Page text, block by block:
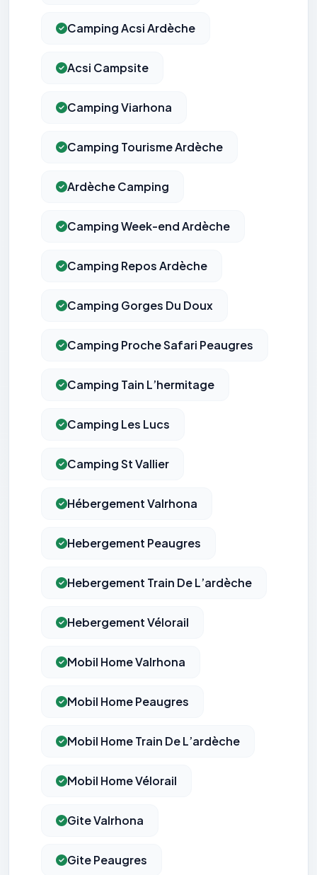
Camping Acsi Ardèche
Acsi Campsite
Camping Viarhona
Camping Tourisme Ardèche
Ardèche Camping
Camping Week-end Ardèche
Camping Repos Ardèche
Camping Gorges Du Doux
Camping Proche Safari Peaugres
Camping Tain L’hermitage
Camping Les Lucs
Camping St Vallier
Hébergement Valrhona
Hebergement Peaugres
Hebergement Train De L’ardèche
Hebergement Vélorail
Mobil Home Valrhona
Mobil Home Peaugres
Mobil Home Train De L’ardèche
Mobil Home Vélorail
Gite Valrhona
Gite Peaugres